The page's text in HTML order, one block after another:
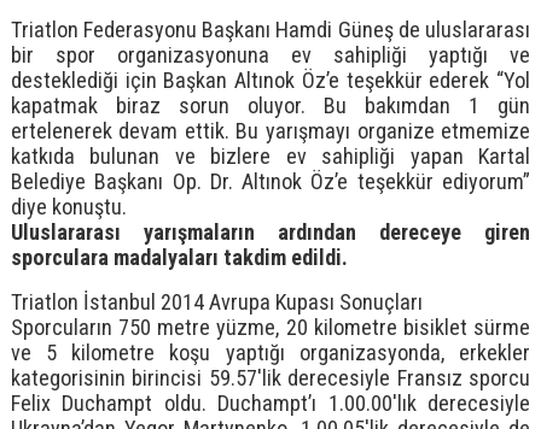
Triatlon Federasyonu Başkanı Hamdi Güneş de uluslararası
bir spor organizasyonuna ev sahipliği yaptığı ve
desteklediği için Başkan Altınok Öz’e teşekkür ederek “Yol
kapatmak biraz sorun oluyor. Bu bakımdan 1 gün
ertelenerek devam ettik. Bu yarışmayı organize etmemize
katkıda bulunan ve bizlere ev sahipliği yapan Kartal
Belediye Başkanı Op. Dr. Altınok Öz’e teşekkür ediyorum”
diye konuştu.
Uluslararası yarışmaların ardından dereceye giren
sporculara madalyaları takdim edildi.
Triatlon İstanbul 2014 Avrupa Kupası Sonuçları
Sporcuların 750 metre yüzme, 20 kilometre bisiklet sürme
ve 5 kilometre koşu yaptığı organizasyonda, erkekler
kategorisinin birincisi 59.57′lik derecesiyle Fransız sporcu
Felix Duchampt oldu. Duchampt’ı 1.00.00′lık derecesiyle